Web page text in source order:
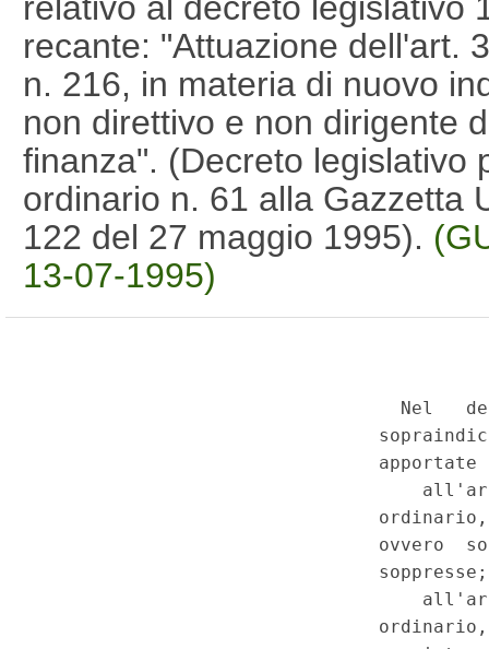
recante: "Attuazione dell'art.
n. 216, in materia di nuovo
non direttivo e non dirigente
finanza". (Decreto legislativo
ordinario n. 61 alla Gazzetta
122 del 27 maggio 1995).
13-07-1995)